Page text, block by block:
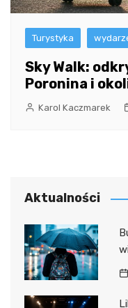
Turystyka
Sky Walk:
Poronina i
Karol Kaczmarek
Aktualności